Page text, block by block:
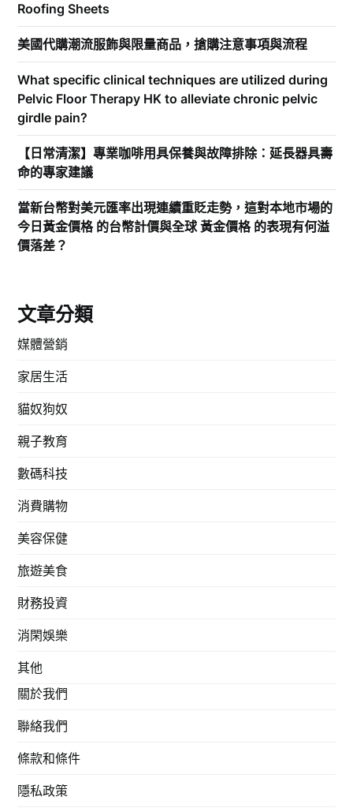
Roofing Sheets
美國代購潮流服飾與限量商品，搶購注意事項與流程
What specific clinical techniques are utilized during
Pelvic Floor Therapy HK to alleviate chronic pelvic
girdle pain?
【日常清潔】專業咖啡用具保養與故障排除：延長器具壽
命的專家建議
當新台幣對美元匯率出現連續重貶走勢，這對本地市場的
今日黃金價格 的台幣計價與全球 黃金價格 的表現有何溢
價落差？
文章分類
媒體營銷
家居生活
貓奴狗奴
親子教育
數碼科技
消費購物
美容保健
旅遊美食
財務投資
消閑娛樂
其他
關於我們
聯絡我們
條款和條件
隱私政策